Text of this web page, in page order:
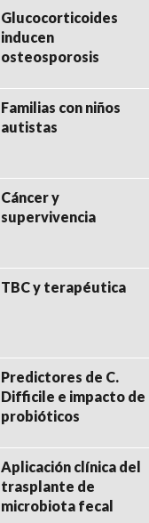
Glucocorticoides
inducen
osteosporosis
Familias con niños
autistas
Cáncer y
supervivencia
TBC y terapéutica
Predictores de C.
Difficile e impacto de
probióticos
Aplicación clínica del
trasplante de
microbiota fecal